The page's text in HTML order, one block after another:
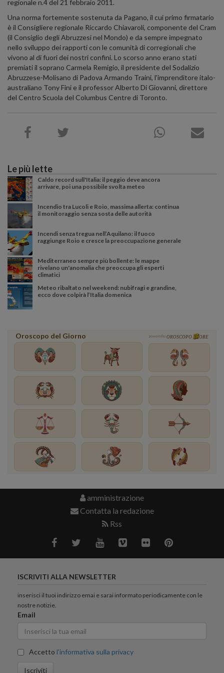
regionale n.4 del 21 febbraio 2011.
Una norma fortemente sostenuta da Pagano, il cui primo firmatario
è il Consigliere regionale Riccardo Chiavaroli, componente del Cram
(il Consiglio degli Abruzzesi nel Mondo) e da sempre impegnato
nello sviluppo dei rapporti con le comunità di corregionali che
vivono al di fuori dei nostri confini. Lo scorso anno erano stati
premiati il soprano Carmela Remigio, il presidente del Sodalizio
Abruzzese-Molisano di Padova Armando Traini, l'imprenditore italo-
australiano Tony Fini e il professor Alberto Di Giovanni, direttore
del Centro Scuola del Columbus Centre di Toronto.
Le più lette
Caldo record sull'Italia: il peggio deve ancora
arrivare, poi una possibile svolta meteo
Incendio tra Lucoli e Roio, massima allerta: continua
il monitoraggio senza sosta delle autorità
Incendi senza tregua nell’Aquilano: il fuoco
raggiunge Roio e cresce la preoccupazione generale
Mediterraneo sempre più bollente: le mappe
rivelano un'anomalia che preoccupa gli esperti
climatici
Meteo ribaltato nel weekend: nubifragi e grandine,
ecco dove colpirà l’Italia domenica
Oroscopo del Giorno powered by OROSCOPO ORE
amministrazione
Contatta la redazione
Rss
ISCRIVITI ALLA NEWSLETTER
inserisci il tuoi indirizzo emai e sarai informato periodicamente con le
nostre notizie.
Email
Accetto l'informativa sulla privacy
Iscriviti